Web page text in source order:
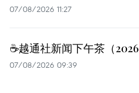
07/08/2026 11:27
☕️越通社新闻下午茶（
07/08/2026 09:39